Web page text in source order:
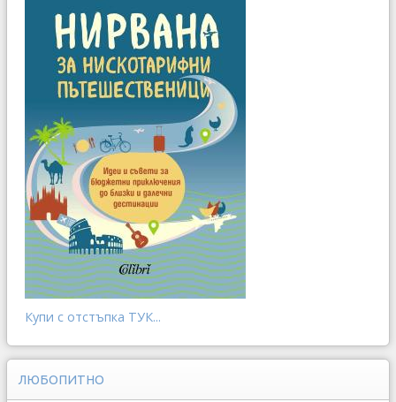
Купи с отстъпка ТУК...
ЛЮБОПИТНО